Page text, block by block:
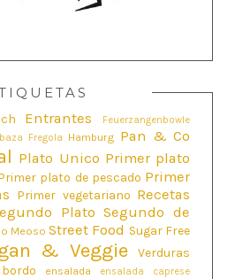
Entrantes Feuerzangenbowle
Fregola Hamburg Pan & Co
Plato Unico Primer plato
plato de pescado Primer
Primer vegetariano Recetas
Plato Segundo de
Meoso Street Food Sugar Free
& Veggie Verduras
ensalada
ensalada caprese